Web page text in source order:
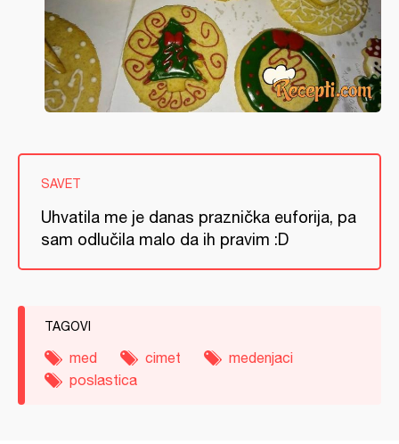
SAVET
Uhvatila me je danas praznička euforija, pa
sam odlučila malo da ih pravim :D
TAGOVI
med cimet
medenjaci
poslastica